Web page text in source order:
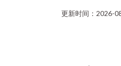
更新时间：2026-